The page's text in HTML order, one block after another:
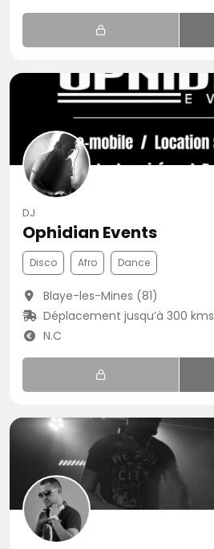
DJ
Ophidian Events
Disco Afro Dance
Blaye-les-Mines (81)
Déplacement jusqu’à 300 kms
N.C